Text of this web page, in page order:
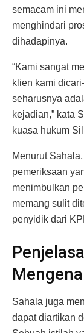
semacam ini
menghindari
dihadapinya.
“Kami sangat
klien kami
seharusnya
kejadian,” kata
kuasa hukum
Menurut
pemeriksaan
menimbulkan
memang sulit
penyidik dari
Sahala juga
dapat diartikan